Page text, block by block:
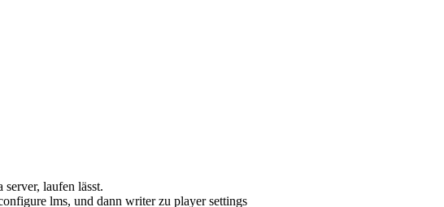
laufen lässt.
lms, und dann writer zu player settings